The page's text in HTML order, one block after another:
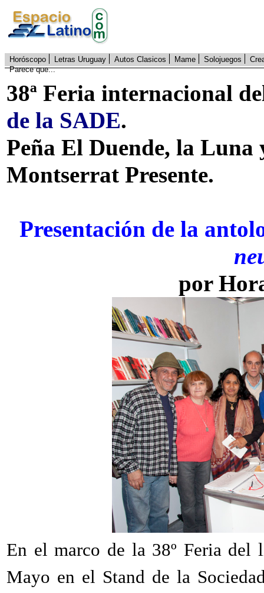
Horóscopo Letras Uruguay Autos Clasicos Mame Solojuegos
Parece que...
38ª Feria internacional
de la SADE.
Peña El Duende, la
Montserrat Presente.
Presentación de la
por
En el marco de la 38º Feria
Mayo en el Stand de la